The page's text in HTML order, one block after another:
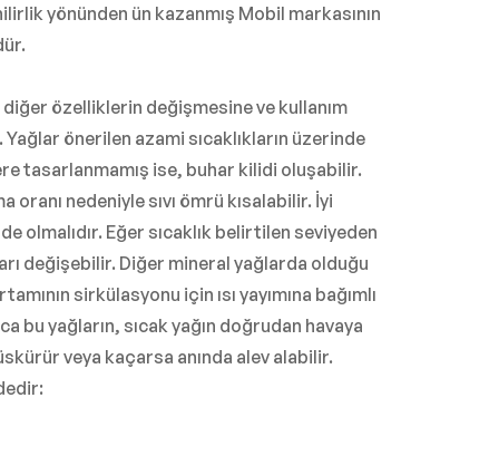
yönünden ün kazanmış Mobil markasının
diğer özelliklerin değişmesine ve kullanım
önerilen azami sıcaklıkların üzerinde
tasarlanmamış ise, buhar kilidi oluşabilir.
nedeniyle sıvı ömrü kısalabilir. İyi
olmalıdır. Eğer sıcaklık belirtilen seviyeden
değişebilir. Diğer mineral yağlarda olduğu
sirkülasyonu için ısı yayımına bağımlı
bu yağların, sıcak yağın doğrudan havaya
veya kaçarsa anında alev alabilir.